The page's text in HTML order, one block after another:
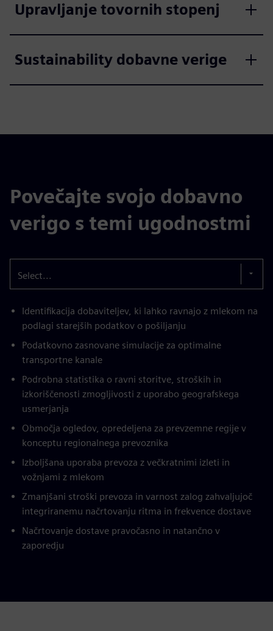
Upravljanje tovornih stopenj
Sustainability dobavne verige
Povečajte svojo dobavno
verigo s temi ugodnostmi
Select...
Identifikacija dobaviteljev, ki lahko ravnajo z mlekom na
podlagi starejših podatkov o pošiljanju
Podatkovno zasnovane simulacije za optimalne
transportne kanale
Podrobna statistika o ravni storitve, stroških in
izkoriščenosti zmogljivosti z uporabo geografskega
usmerjanja
Območja ogledov, opredeljena za prevzemne regije v
konceptu regionalnega prevoznika
Izboljšana uporaba prevoza z večkratnimi izleti in
vožnjami z mlekom
Zmanjšani stroški prevoza in varnost zalog zahvaljujoč
integriranemu načrtovanju ritma in frekvence dostave
Načrtovanje dostave pravočasno in natančno v
zaporedju